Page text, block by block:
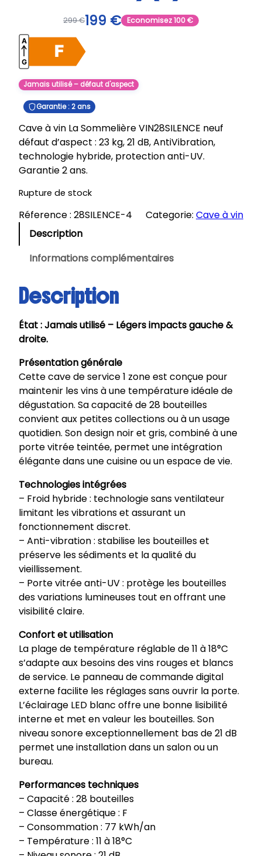
299€199 € Economisez100€
Jamais utilisé – défaut d'aspect
Garantie : 2 ans
Cave à vin La Sommelière VIN28SILENCE neuf
défaut d’aspect : 23 kg, 21 dB, AntiVibration,
technologie hybride, protection anti-UV.
Garantie 2 ans.
Rupture de stock
Réference : 28SILENCE-4 Categorie: Cave à vin
Description
Informations complémentaires
Description
État : Jamais utilisé – Légers impacts gauche &
droite.
Présentation générale
Cette cave de service 1 zone est conçue pour
maintenir les vins à une température idéale de
dégustation. Sa capacité de 28 bouteilles
convient aux petites collections ou à un usage
quotidien. Son design noir et gris, combiné à une
porte vitrée teintée, permet une intégration
élégante dans une cuisine ou un espace de vie.
Technologies intégrées
– Froid hybride : technologie sans ventilateur
limitant les vibrations et assurant un
fonctionnement discret.
– Anti-vibration : stabilise les bouteilles et
préserve les sédiments et la qualité du
vieillissement.
– Porte vitrée anti-UV : protège les bouteilles
des variations lumineuses tout en offrant une
visibilité claire.
Confort et utilisation
La plage de température réglable de 11 à 18°C
s’adapte aux besoins des vins rouges et blancs
de service. Le panneau de commande digital
externe facilite les réglages sans ouvrir la porte.
L’éclairage LED blanc offre une bonne lisibilité
interne et met en valeur les bouteilles. Son
niveau sonore exceptionnellement bas de 21 dB
permet une installation dans un salon ou un
bureau.
Performances techniques
– Capacité : 28 bouteilles
– Classe énergétique : F
– Consommation : 77 kWh/an
– Température : 11 à 18°C